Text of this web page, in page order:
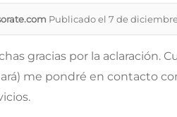
Publicado el 7 de
gracias por la aclaración.
me pondré en contacto